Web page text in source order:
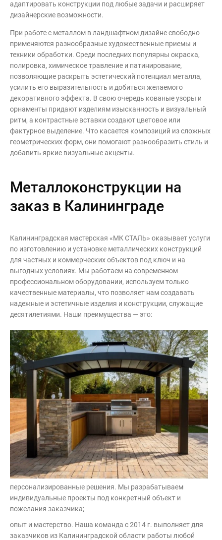
адаптировать конструкции под любые задачи и расширяет
дизайнерские возможности.
При работе с металлом в ландшафтном дизайне свободно
применяются разнообразные художественные приемы и
техники обработки. Среди последних популярны окраска,
полировка, химическое травление и патинирование,
позволяющие раскрыть эстетический потенциал металла,
усилить его выразительность и добиться желаемого
декоративного эффекта. В свою очередь кованые узоры и
орнаменты придают изделиям изысканность и визуальный
ритм, а контрастные вставки создают цветовое или
фактурное выделение. Что касается композиций из сложных
геометрических форм, они помогают разнообразить стиль и
добавить яркие визуальные акценты.
Металлоконструкции на
заказ в Калининграде
Калининградская мастерская «МК СТАЛЬ» оказывает услуги
по изготовлению и установке металлических конструкций
для частных и коммерческих объектов под ключ и на
выгодных условиях. Мы работаем на современном
профессиональном оборудовании, используем только
качественные материалы, что позволяет нам создавать
надежные и эстетичные изделия и конструкции, служащие
десятилетиями. Наши преимущества — это:
персонализированные решения. Мы разрабатываем
индивидуальные проекты под конкретный объект и
пожелания заказчика;
опыт и мастерство. Наша команда с 2014 г. выполняет для
заказчиков из Калининградской области работы любой